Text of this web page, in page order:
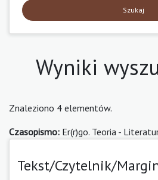
Szukaj
Wyniki
Znaleziono 4 elementów.
Czasopismo: Er(r)go. Teoria -
Tekst/Czytelnik/